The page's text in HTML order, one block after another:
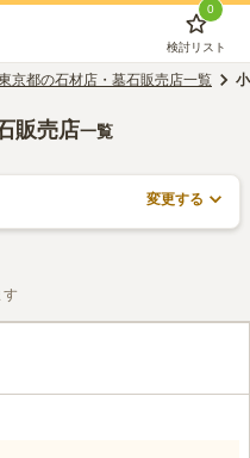
0
検討リスト
京都の石材店・墓石販売店一覧
販売店一覧
変更する